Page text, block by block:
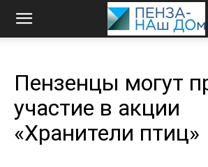
Пензенцы могут
участие в акции
«Хранители птиц»